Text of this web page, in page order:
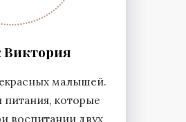
Виктория
малышей.
которые
воспитании двух